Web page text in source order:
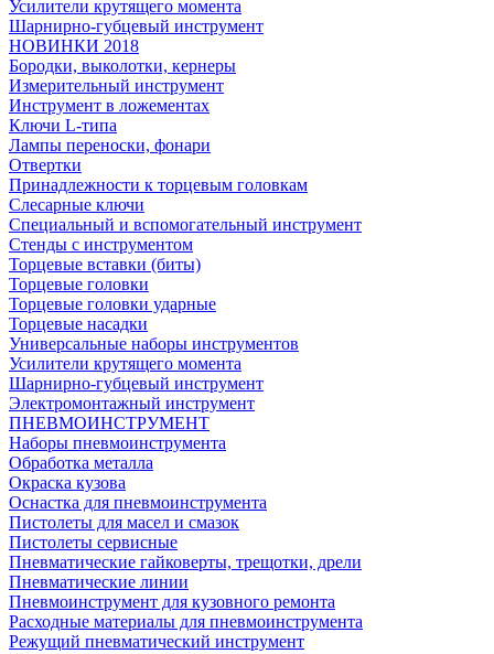
Усилители крутящего момента
Шарнирно-губцевый инструмент
НОВИНКИ 2018
Бородки, выколотки, кернеры
Измерительный инструмент
Инструмент в ложементах
Ключи L-типа
Лампы переноски, фонари
Отвертки
Принадлежности к торцевым головкам
Слесарные ключи
Специальный и вспомогательный инструмент
Стенды с инструментом
Торцевые вставки (биты)
Торцевые головки
Торцевые головки ударные
Торцевые насадки
Универсальные наборы инструментов
Усилители крутящего момента
Шарнирно-губцевый инструмент
Электромонтажный инструмент
ПНЕВМОИНСТРУМЕНТ
Наборы пневмоинструмента
Обработка металла
Окраска кузова
Оснастка для пневмоинструмента
Пистолеты для масел и смазок
Пистолеты сервисные
Пневматические гайковерты, трещотки, дрели
Пневматические линии
Пневмоинструмент для кузовного ремонта
Расходные материалы для пневмоинструмента
Режущий пневматический инструмент